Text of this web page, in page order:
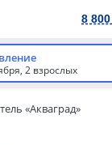
8
2 взрослых
«Акваград»